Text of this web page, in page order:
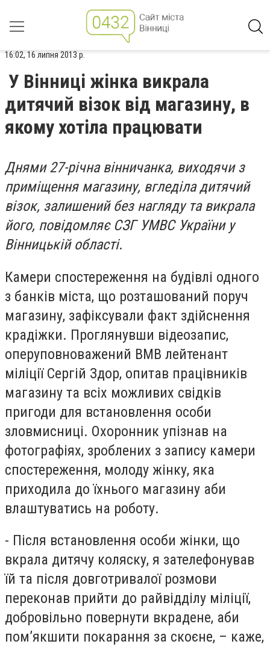
16:02, 16 липня 2013 р.
У Вінниці жінка викрала
дитячий візок від магазину, в
якому хотіла працювати
Днями 27-річна вінничанка, виходячи з
приміщення магазину, вгледіла дитячий
візок, залишений без нагляду та викрала
його, повідомляє СЗГ УМВС України у
Вінницькій області.
Камери спостереження на будівлі одного
з банків міста, що розташований поруч
магазину, зафіксували факт здійснення
крадіжки. Проглянувши відеозапис,
оперуповноважений ВМВ лейтенант
міліції Сергій Здор, опитав працівників
магазину та всіх можливих свідків
пригоди для встановлення особи
зловмисниці. Охоронник упізнав на
фотографіях, зроблених з запису камери
спостереження, молоду жінку, яка
приходила до їхнього магазину аби
влаштуватись на роботу.
- Після встановлення особи жінки, що
вкрала дитячу коляску, я зателефонував
їй та після довготривалої розмови
переконав прийти до райвідділу міліції,
добровільно повернути вкрадене, аби
пом’якшити покарання за скоєне, – каже,